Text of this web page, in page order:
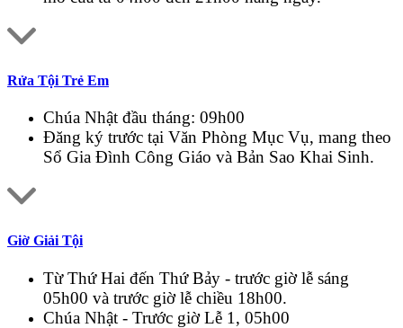
Rửa Tội Trẻ Em
Chúa Nhật đầu tháng: 09h00
Đăng ký trước tại Văn Phòng Mục Vụ, mang theo
Sổ Gia Đình Công Giáo và Bản Sao Khai Sinh.
Giờ Giải Tội
Từ Thứ Hai đến Thứ Bảy - trước giờ lễ sáng
05h00 và trước giờ lễ chiều 18h00.
Chúa Nhật - Trước giờ Lễ 1, 05h00